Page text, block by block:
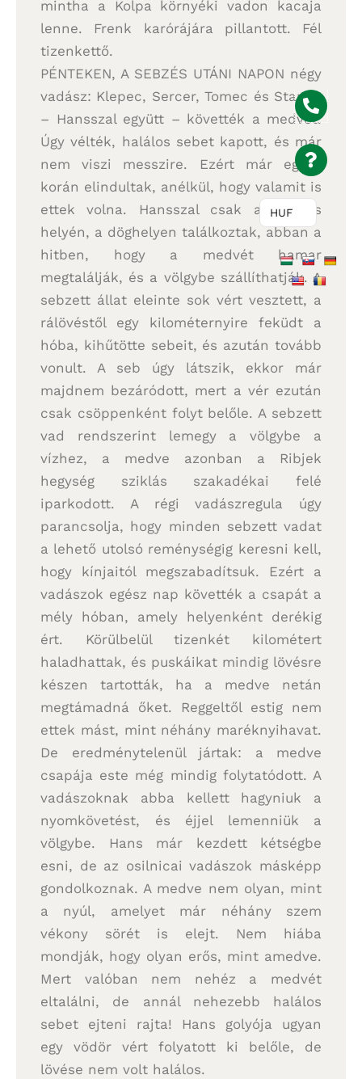
mintha a Kolpa környéki vadon kacaja
lenne. Frenk karórájára pillantott. Fél
tizenkettő.
PÉNTEKEN, A SEBZÉS UTÁNI NAPON négy
vadász: Klepec, Sercer, Tomec és Stanko
– Hansszal együtt – követték a medvét.
Úgy vélték, halálos sebet kapott, és már
nem viszi messzire. Ezért már egész
korán elindultak, anélkül, hogy valamit is
ettek volna. Hansszal csak a rálövés
helyén, a döghelyen találkoztak, abban a
hitben, hogy a medvét hamar
megtalálják, és a völgybe szállíthatják. A
sebzett állat eleinte sok vért vesztett, a
rálövéstől egy kilométernyire feküdt a
hóba, kihűtötte sebeit, és azután tovább
vonult. A seb úgy látszik, ekkor már
majdnem bezáródott, mert a vér ezután
csak csöppenként folyt belőle. A sebzett
vad rendszerint lemegy a völgybe a
vízhez, a medve azonban a Ribjek
hegység sziklás szakadékai felé
iparkodott. A régi vadászregula úgy
parancsolja, hogy minden sebzett vadat
a lehető utolsó reménységig keresni kell,
hogy kínjaitól megszabadítsuk. Ezért a
vadászok egész nap követték a csapát a
mély hóban, amely helyenként derékig
ért. Körülbelül tizenkét kilométert
haladhattak, és puskáikat mindig lövésre
készen tartották, ha a medve netán
megtámadná őket. Reggeltől estig nem
ettek mást, mint néhány maréknyihavat.
De eredménytelenül jártak: a medve
csapája este még mindig folytatódott. A
vadászoknak abba kellett hagyniuk a
nyomkövetést, és éjjel lemenniük a
völgybe. Hans már kezdett kétségbe
esni, de az osilnicai vadászok másképp
gondolkoznak. A medve nem olyan, mint
a nyúl, amelyet már néhány szem
vékony sörét is elejt. Nem hiába
mondják, hogy olyan erős, mint amedve.
Mert valóban nem nehéz a medvét
eltalálni, de annál nehezebb halálos
sebet ejteni rajta! Hans golyója ugyan
egy vödör vért folyatott ki belőle, de
lövése nem volt halálos.
HUF